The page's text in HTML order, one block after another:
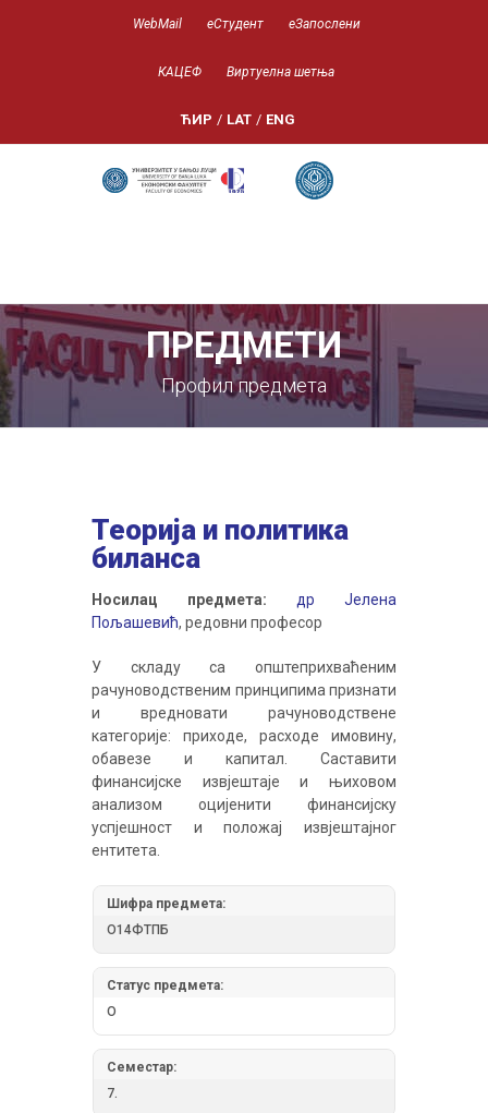
WebMail еСтудент еЗапослени
КАЦЕФ Виртуелна шетња
ЋИР / LAT / ENG
ПРЕДМЕТИ
Профил предмета
Теорија и политика
биланса
Носилац предмета:
др Јелена
Пољашевић, редовни професор
У складу са општеприхваћеним
рачуноводственим принципима признати
и вредновати рачуноводствене
категорије: приходе, расходе имовину,
обавезе и капитал. Саставити
финансијске извјештаје и њиховом
анализом оцијенити финансијску
успјешност и положај извјештајног
ентитета.
Шифра предмета:
О14ФТПБ
Статус предмета:
О
Семестар:
7.